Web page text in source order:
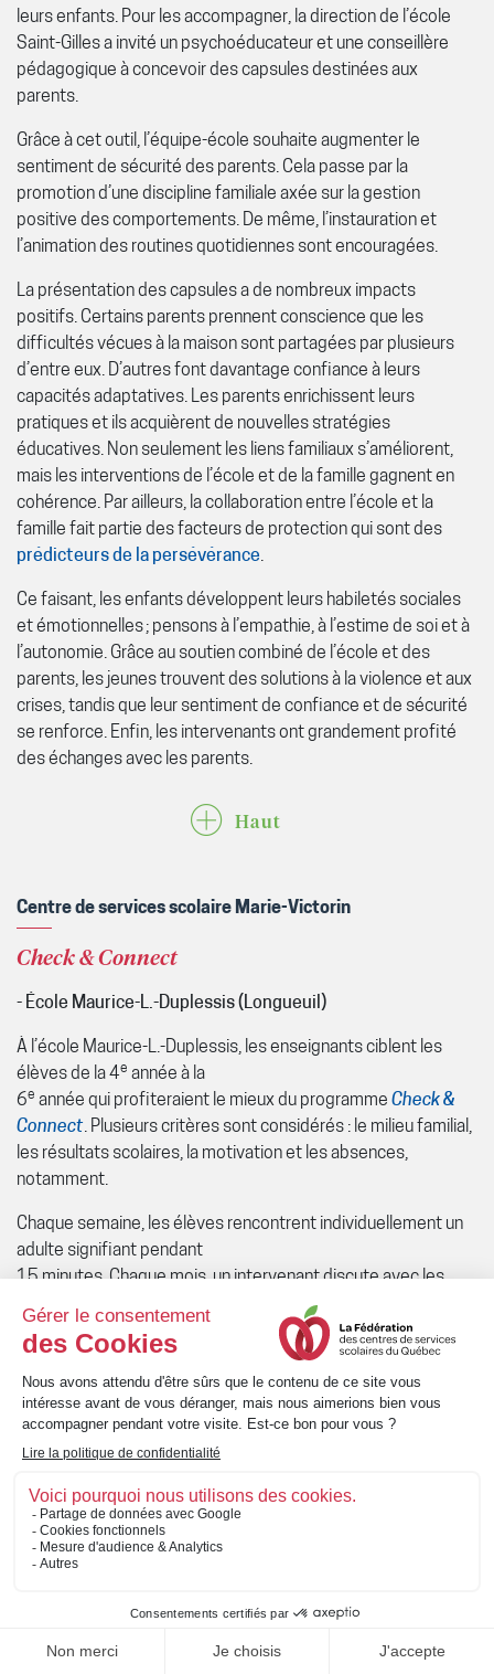
leurs enfants. Pour les accompagner, la direction de l’école
Saint-Gilles a invité un psychoéducateur et une conseillère
pédagogique à concevoir des capsules destinées aux
parents.
Grâce à cet outil, l’équipe-école souhaite augmenter le
sentiment de sécurité des parents. Cela passe par la
promotion d’une discipline familiale axée sur la gestion
positive des comportements. De même, l’instauration et
l’animation des routines quotidiennes sont encouragées.
La présentation des capsules a de nombreux impacts
positifs. Certains parents prennent conscience que les
difficultés vécues à la maison sont partagées par plusieurs
d’entre eux. D’autres font davantage confiance à leurs
capacités adaptatives. Les parents enrichissent leurs
pratiques et ils acquièrent de nouvelles stratégies
éducatives. Non seulement les liens familiaux s’améliorent,
mais les interventions de l’école et de la famille gagnent en
cohérence. Par ailleurs, la collaboration entre l’école et la
famille fait partie des facteurs de protection qui sont des
prédicteurs de la persévérance.
Ce faisant, les enfants développent leurs habiletés sociales
et émotionnelles ; pensons à l’empathie, à l’estime de soi et à
l’autonomie. Grâce au soutien combiné de l’école et des
parents, les jeunes trouvent des solutions à la violence et aux
crises, tandis que leur sentiment de confiance et de sécurité
se renforce. Enfin, les intervenants ont grandement profité
des échanges avec les parents.
Haut
Centre de services scolaire Marie-Victorin
Check & Connect
- École Maurice-L.-Duplessis (Longueuil)
À l’école Maurice-L.-Duplessis, les enseignants ciblent les
élèves de la 4e année à la
6e année qui profiteraient le mieux du programme Check &
Connect. Plusieurs critères sont considérés : le milieu familial,
les résultats scolaires, la motivation et les absences,
notamment.
Chaque semaine, les élèves rencontrent individuellement un
adulte signifiant pendant
15 minutes. Chaque mois, un intervenant discute avec les
parents afin de faire le suivi des objectifs et de discuter des
progrès de l’enfant.
Le projet est sous la responsabilité d’un enseignant qui
effectue le pairage et assure le suivi des rencontres pour les
14 élèves qui participent à l’initiative. Par ailleurs, toute
l’information recueillie est transférée à l’école secondaire
motivation et l’implication des élèves dans leurs
apprentissages.